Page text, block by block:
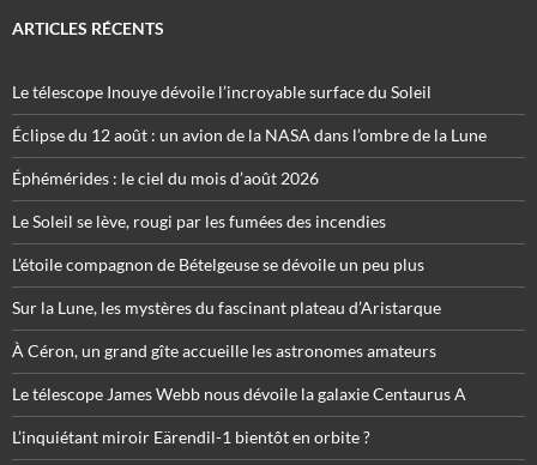
ARTICLES RÉCENTS
Le télescope Inouye dévoile l’incroyable surface du Soleil
Éclipse du 12 août : un avion de la NASA dans l’ombre de la Lune
Éphémérides : le ciel du mois d’août 2026
Le Soleil se lève, rougi par les fumées des incendies
L’étoile compagnon de Bételgeuse se dévoile un peu plus
Sur la Lune, les mystères du fascinant plateau d’Aristarque
À Céron, un grand gîte accueille les astronomes amateurs
Le télescope James Webb nous dévoile la galaxie Centaurus A
L’inquiétant miroir Eärendil-1 bientôt en orbite ?